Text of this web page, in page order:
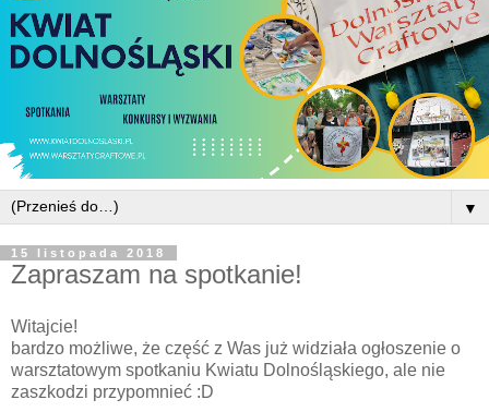
▼
15 listopada 2018
Zapraszam na spotkanie!
Witajcie!
bardzo możliwe, że część z Was już widziała ogłoszenie o
warsztatowym spotkaniu Kwiatu Dolnośląskiego, ale nie
zaszkodzi przypomnieć :D